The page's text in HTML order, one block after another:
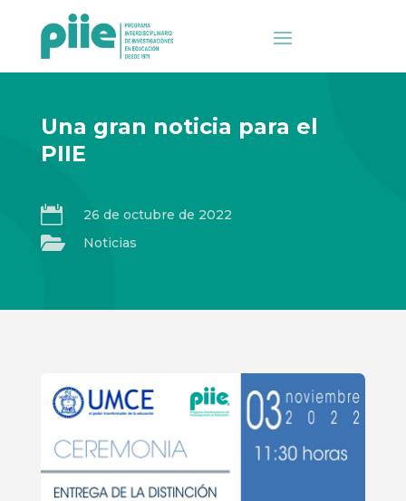
Una gran noticia para el
PIIE
 26 de octubre de 2022
 Noticias